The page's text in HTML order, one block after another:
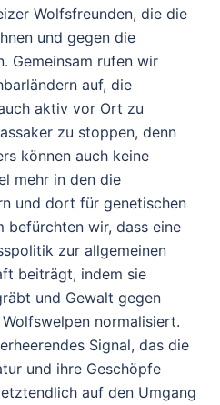
Wolfsfreunden, die die
und gegen die
Gemeinsam rufen wir
auf, die
aktiv vor Ort zu
zu stoppen, denn
können auch keine
mehr in den die
und dort für genetischen
befürchten wir, dass eine
zur allgemeinen
beiträgt, indem sie
und Gewalt gegen
normalisiert.
Signal, das die
und ihre Geschöpfe
auf den Umgang